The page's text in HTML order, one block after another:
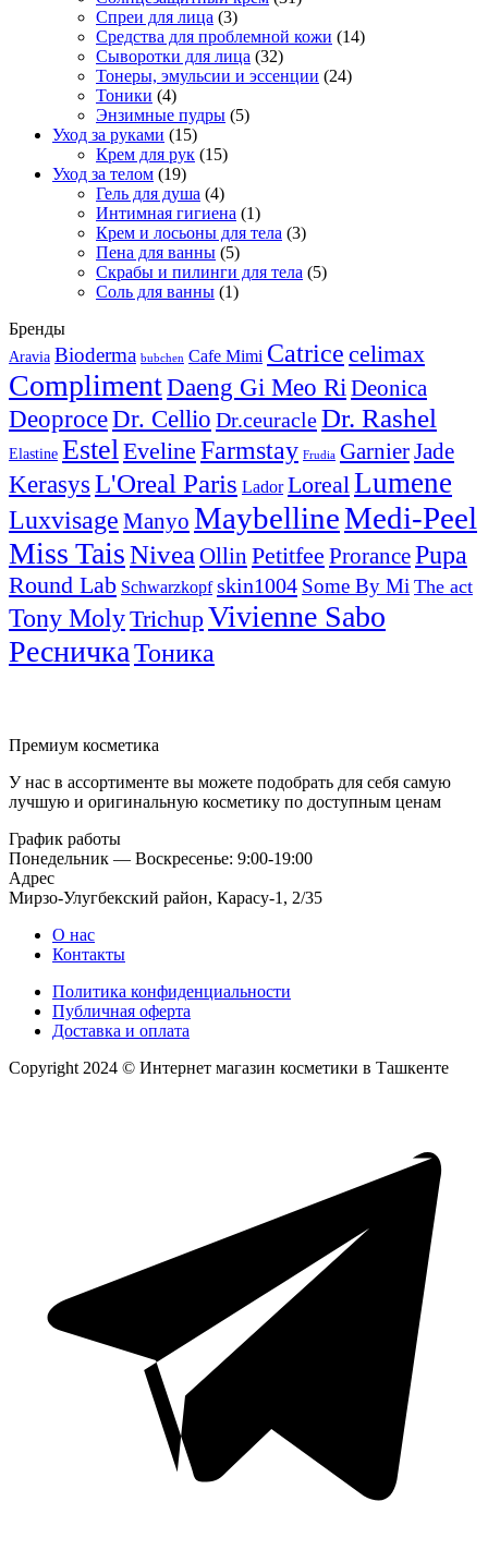
Спреи для лица (3)
Средства для проблемной кожи (14)
Сыворотки для лица (32)
Тонеры, эмульсии и эссенции (24)
Тоники (4)
Энзимные пудры (5)
Уход за руками (15)
Крем для рук (15)
Уход за телом (19)
Гель для душа (4)
Интимная гигиена (1)
Крем и лосьоны для тела (3)
Пена для ванны (5)
Скрабы и пилинги для тела (5)
Соль для ванны (1)
Бренды
Aravia Bioderma bubchen Cafe Mimi Catrice celimax
ComplimentDaeng Gi Meo RiDeonica
DeoproceDr. Cellio Dr.ceuracleDr. Rashel
Elastine EstelEveline Farmstay Frudia GarnierJade
Kerasys L'Oreal Paris Lador LorealLumene
Luxvisage Manyo MaybellineMedi-Peel
Miss TaisNivea Ollin Petitfee ProrancePupa
Round Lab Schwarzkopf skin1004 Some By Mi The act
Tony MolyTrichupVivienne Sabo
РесничкаТоника
Премиум косметика
У нас в ассортименте вы можете подобрать для себя самую
лучшую и оригинальную косметику по доступным ценам
График работы
Понедельник — Воскресенье: 9:00-19:00
Адрес
Мирзо-Улугбекский район, Карасу-1, 2/35
О нас
Контакты
Политика конфиденциальности
Публичная оферта
Доставка и оплата
Copyright 2024 © Интернет магазин косметики в Ташкенте